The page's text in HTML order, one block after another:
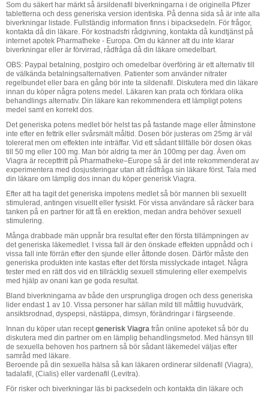
Som du säkert har märkt så ärsildenafil biverkningarna i de originella Pfizer
tabletterna och dess generiska version identiska. På denna sida så är inte alla
biverkningar listade. Fullständig information finns i bipacksedeln. För frågor,
kontakta då din läkare. För kostnadsfri rådgivning, kontakta då kundtjänst på
internet apotek Pharmatheke - Europa. Om du känner att du inte klarar
biverkningar eller är förvirrad, rådfråga då din läkare omedelbart.
OBS: Paypal betalning, postgiro och omedelbar överföring är ett alternativ till
de välkända betalningsalternativen. Patienter som använder nitrater
regelbundet eller bara en gång bör inte ta sildenafil. Diskutera med din läkare
innan du köper några potens medel. Läkaren kan prata och förklara olika
behandlings alternativ. Din läkare kan rekommendera ett lämpligt potens
medel samt en korrekt dos.
Det generiska potens medlet bör helst tas på fastande mage eller åtminstone
inte efter en fettrik eller svårsmält måltid. Dosen bör justeras om 25mg är väl
tolererat men om effekten inte inträffar. Vid ett sådant tillfälle bör dosen ökas
till 50 mg eller 100 mg. Man bör aldrig ta mer än 100mg per dag. Även om
Viagra är receptfritt på Pharmatheke–Europe så är det inte rekommenderat av
experimentera med dosjusteringar utan att rådfråga sin läkare först. Tala med
din läkare om lämplig dos innan du köper generisk Viagra.
Efter att ha tagit det generiska impotens medlet så bör mannen bli sexuellt
stimulerad, antingen visuellt eller fysiskt. För vissa användare så räcker bara
tanken på en partner för att få en erektion, medan andra behöver sexuell
stimulering.
Många drabbade män uppnår bra resultat efter den första tillämpningen av
det generiska läkemedlet. I vissa fall är den önskade effekten uppnådd och i
vissa fall inte förrän efter den sjunde eller åttonde dosen. Därför måste den
generiska produkten inte kastas efter det första misslyckade intaget. Några
tester med en rätt dos vid en tillräcklig sexuell stimulering eller exempelvis
med hjälp av onani kan ge goda resultat.
Bland biverkningarna av både den ursprungliga drogen och dess generiska
lider endast 1 av 10. Vissa personer har sällan mild till måttlig huvudvärk,
ansiktsrodnad, dyspepsi, nästäppa, dimsyn, förändringar i färgseende.
Innan du köper utan recept generisk Viagra från online apoteket så bör du
diskutera med din partner om en lämplig behandlingsmetod. Med hänsyn till
de sexuella behoven hos partnern så bör sådant läkemedel väljas efter
samråd med läkare.
Beroende på din sexuella hälsa så kan läkaren ordinerar sildenafil (Viagra),
tadalafil, (Cialis) eller vardenafil (Levitra).
För risker och biverkningar läs bi packsedeln och kontakta din läkare och